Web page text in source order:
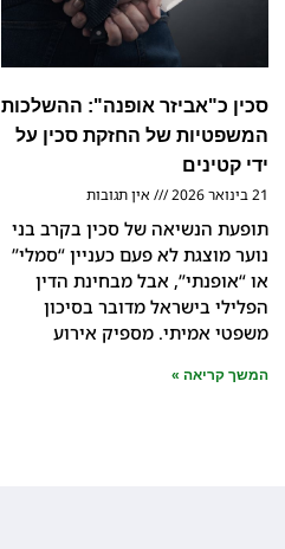
סכין כ"אביזר אופנה": ההשלכות
המשפטיות של החזקת סכין על
ידי קטינים
21 בינואר 2026
אין תגובות
תופעת הנשיאה של סכין בקרב בני
נוער מוצגת לא פעם כעניין “סמלי”
או “אופנתי”, אבל מבחינת הדין
הפלילי בישראל מדובר בסיכון
משפטי אמיתי. מספיק אירוע
המשך קריאה »